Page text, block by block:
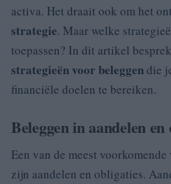
activa. Het draait ook om het
strategie. Maar welke
toepassen? In dit artikel
strategieën voor beleggendie
financiële doelen te bereiken.
Beleggen in aandelen
Een van de meest
zijn aandelen en obligaties.